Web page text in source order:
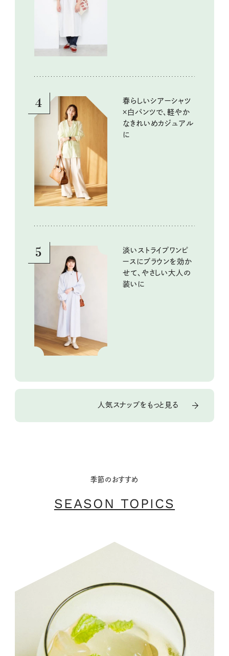
4
春らしいシアーシャツ
×白パンツで、軽やか
なきれいめカジュアル
に
5
淡いストライプワンピ
ースにブラウンを効か
せて、やさしい大人の
装いに
人気スナップをもっと見る
季節のおすすめ
SEASON TOPICS